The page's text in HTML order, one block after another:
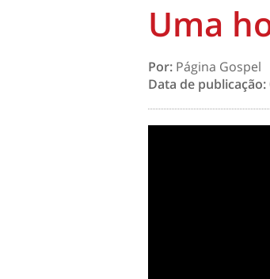
Uma
Por: Página Gospel
Data de publicação: